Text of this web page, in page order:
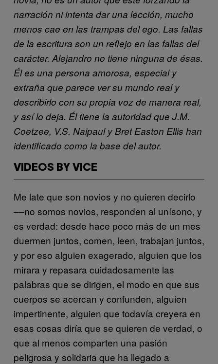
narración ni intenta dar una lección, mucho
menos cae en las trampas del ego. Las fallas
de la escritura son un reflejo en las fallas del
carácter. Alejandro no tiene ninguna de ésas.
Él es una persona amorosa, especial y
extraña que parece ver su mundo real y
describirlo con su propia voz de manera real,
y así lo deja. Él tiene la autoridad que J.M.
Coetzee, V.S. Naipaul y Bret Easton Ellis han
identificado como la base del autor.
VIDEOS BY VICE
Me late que son novios y no quieren decirlo
––no somos novios, responden al unísono, y
es verdad: desde hace poco más de un mes
duermen juntos, comen, leen, trabajan juntos,
y por eso alguien exagerado, alguien que los
mirara y repasara cuidadosamente las
palabras que se dirigen, el modo en que sus
cuerpos se acercan y confunden, alguien
impertinente, alguien que todavía creyera en
esas cosas diría que se quieren de verdad, o
que al menos comparten una pasión
peligrosa y solidaria que ha llegado a